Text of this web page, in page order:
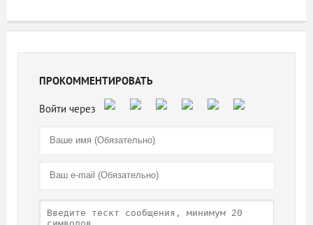
ПРОКОММЕНТИРОВАТЬ